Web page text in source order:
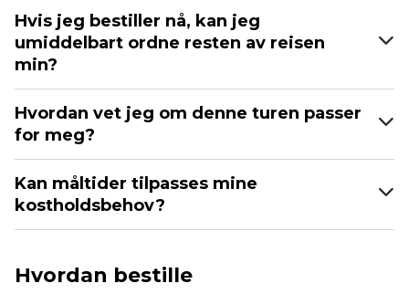
Hvis jeg bestiller nå, kan jeg
umiddelbart ordne resten av reisen
min?
Hvordan vet jeg om denne turen passer
for meg?
Kan måltider tilpasses mine
kostholdsbehov?
Hvordan bestille